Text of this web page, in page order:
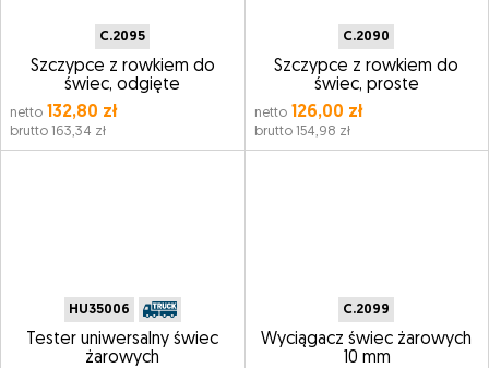
C.2095
Szczypce z rowkiem do
świec, odgięte
netto 132,80 zł
brutto 163,34 zł
C.2090
Szczypce z rowkiem do
świec, proste
netto126,00 zł
brutto 154,98 zł
HU35006
Tester uniwersalny świec
żarowych
C.2099
Wyciągacz świec żarowych
10 mm